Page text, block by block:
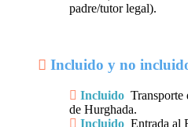
padre/tutor legal).
Incluido y no
Incluido Transporte
de Hurghada.
Incluido Entrada al